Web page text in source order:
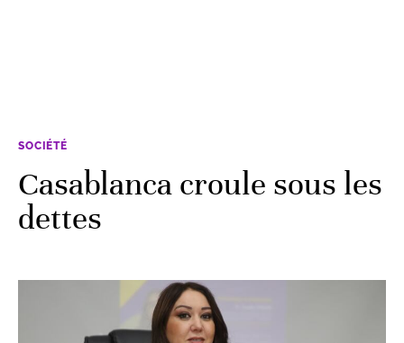
SOCIÉTÉ
Casablanca croule sous les
dettes